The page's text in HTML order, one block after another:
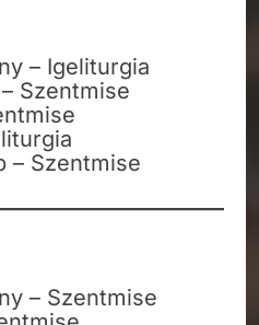
– Igeliturgia
Szentmise
– Szentmise
– Szentmise